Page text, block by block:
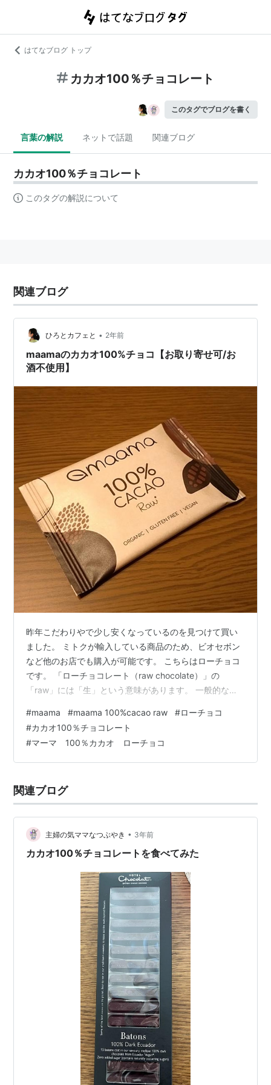
はてなブログ トップ
カカオ100％チョコレート
このタグでブログを書く
言葉の解説 ネットで話題 関連ブログ
カカオ100％チョコレート
このタグの解説について
関連ブログ
ひろとカフェと • 2年前
maamaのカカオ100%チョコ【お取り寄せ可/お
酒不使用】
昨年こだわりやで少し安くなっているのを見つけて買い
ました。 ミトクが輸入している商品のため、ビオセボン
など他のお店でも購入が可能です。 こちらはローチョコ
です。 「ローチョコレート（raw chocolate）」の
「raw」には「生」という意味があります。 一般的なチ
が、ローチョコレートはカカオを焙煎せずに生のまま使
用するのが特徴です。また、一般的なチョコレートは製
造の過程で高温加熱を行うのに対して、ローチョコレー
トは45度以下の低温調理を行うため、食材の持つ栄養成
を集めています。カカオ豆にはポリ…
#maama #maama 100%cacao raw #ローチョコ
#カカオ100％チョコレート
#マーマ 100％カカオ ローチョコ
関連ブログ
主婦の気ママなつぶやき • 3年前
カカオ100％チョコレートを食べてみた